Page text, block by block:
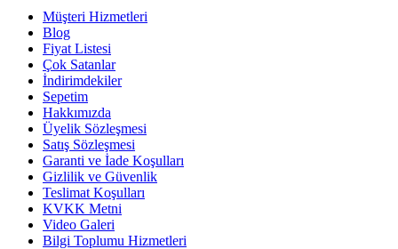
Müşteri Hizmetleri
Blog
Fiyat Listesi
Çok Satanlar
İndirimdekiler
Sepetim
Hakkımızda
Üyelik Sözleşmesi
Satış Sözleşmesi
Garanti ve İade Koşulları
Gizlilik ve Güvenlik
Teslimat Koşulları
KVKK Metni
Video Galeri
Bilgi Toplumu Hizmetleri